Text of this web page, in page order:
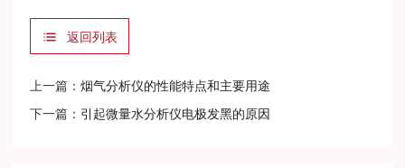
返回列表
上一篇：烟气分析仪的性能特点和主要用途
下一篇： 引起微量水分析仪电极发黑的原因